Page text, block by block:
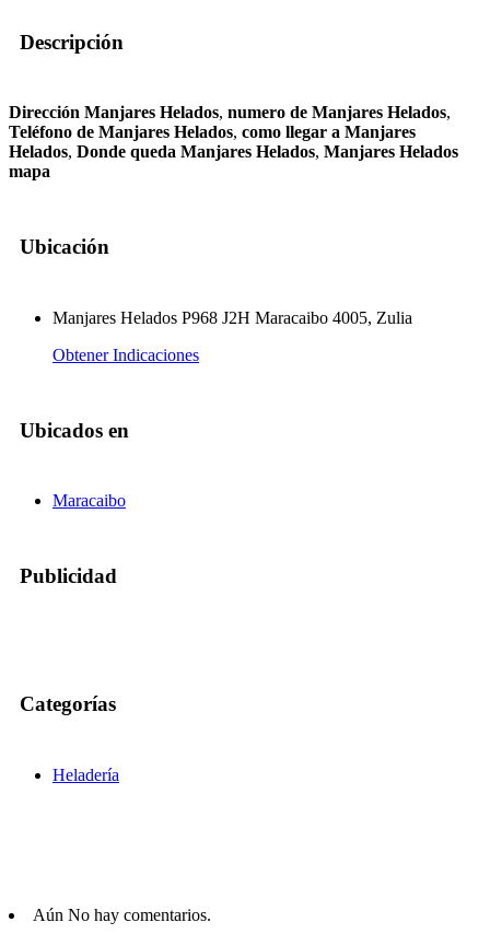
Descripción
Dirección Manjares Helados, numero de Manjares Helados,
Teléfono de Manjares Helados, como llegar a Manjares
Helados, Donde queda Manjares Helados, Manjares Helados
mapa
Ubicación
Manjares Helados P968 J2H Maracaibo 4005, Zulia
Obtener Indicaciones
Ubicados en
Maracaibo
Publicidad
Categorías
Heladería
Aún No hay comentarios.